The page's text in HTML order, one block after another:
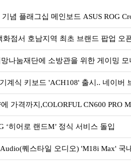
기념 플래그십 메인보드 ASUS ROG
화점서 호남지역 최초 브랜드 팝업 오
나눔재단에 소방관을 위한 게이밍
계식 키보드 'ACH108' 출시.. 네이버
가격까지,COLORFUL CN600 PRO
‘히어로 랜드M’ 정식 서비스 돌입
퀘스타일 오디오) 'M18i Max' 국